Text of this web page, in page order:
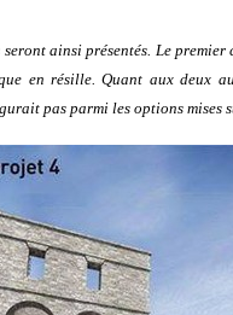
ainsi présentés. Le
en résille. Quant aux deux
pas parmi les options mises